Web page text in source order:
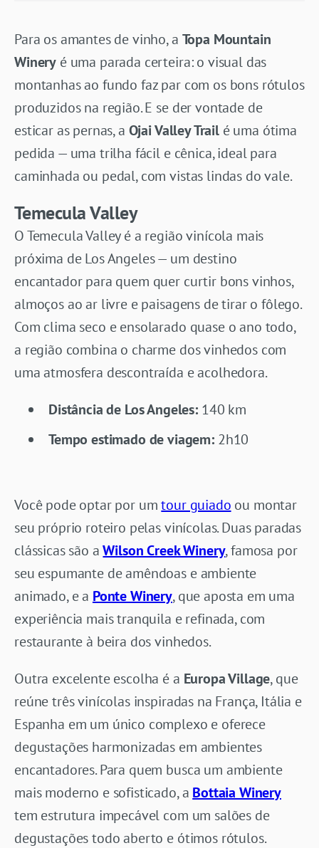
Para os amantes de vinho, a Topa Mountain
Winery é uma parada certeira: o visual das
montanhas ao fundo faz par com os bons rótulos
produzidos na região. E se der vontade de
esticar as pernas, a Ojai Valley Trailé uma ótima
pedida — uma trilha fácil e cênica, ideal para
caminhada ou pedal, com vistas lindas do vale.
Temecula Valley
O Temecula Valley é a região vinícola mais
próxima de Los Angeles — um destino
encantador para quem quer curtir bons vinhos,
almoços ao ar livre e paisagens de tirar o fôlego.
Com clima seco e ensolarado quase o ano todo,
a região combina o charme dos vinhedos com
uma atmosfera descontraída e acolhedora.
Distância de Los Angeles: 140 km
Tempo estimado de viagem: 2h10
Você pode optar por umtour guiado ou montar
seu próprio roteiro pelas vinícolas. Duas paradas
clássicas são aWilson Creek Winery, famosa por
seu espumante de amêndoas e ambiente
animado, e a Ponte Winery, que aposta em uma
experiência mais tranquila e refinada, com
restaurante à beira dos vinhedos.
Outra excelente escolha é a Europa Village, que
reúne três vinícolas inspiradas na França, Itália e
Espanha em um único complexo e oferece
degustações harmonizadas em ambientes
encantadores. Para quem busca um ambiente
mais moderno e sofisticado, a Bottaia Winery
tem estrutura impecável com um salões de
degustações todo aberto e ótimos rótulos.